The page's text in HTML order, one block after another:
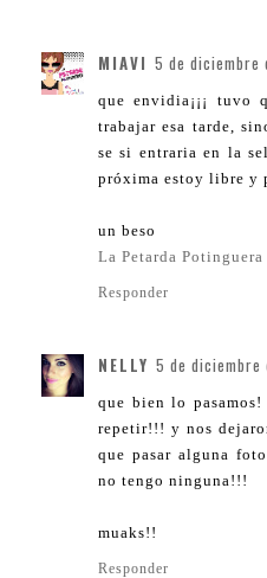
MIAVI 5 de diciembre
que envidia¡¡¡ tuvo
trabajar esa tarde,
se si entraria en la
próxima estoy libre y
un beso
La Petarda Potinguera
Responder
NELLY 5 de diciembre
que bien lo
repetir!!! y nos
que pasar alguna
no tengo ninguna!!!
muaks!!
Responder